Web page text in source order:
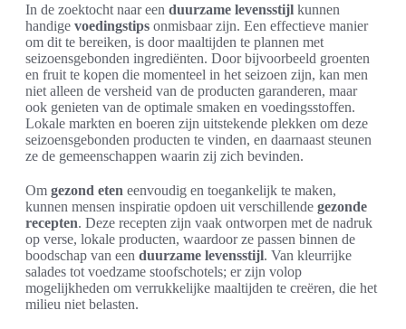
In de zoektocht naar een duurzame levensstijl kunnen
handige voedingstips onmisbaar zijn. Een effectieve manier
om dit te bereiken, is door maaltijden te plannen met
seizoensgebonden ingrediënten. Door bijvoorbeeld groenten
en fruit te kopen die momenteel in het seizoen zijn, kan men
niet alleen de versheid van de producten garanderen, maar
ook genieten van de optimale smaken en voedingsstoffen.
Lokale markten en boeren zijn uitstekende plekken om deze
seizoensgebonden producten te vinden, en daarnaast steunen
ze de gemeenschappen waarin zij zich bevinden.
Om gezond eten eenvoudig en toegankelijk te maken,
kunnen mensen inspiratie opdoen uit verschillende gezonde
recepten. Deze recepten zijn vaak ontworpen met de nadruk
op verse, lokale producten, waardoor ze passen binnen de
boodschap van een duurzame levensstijl. Van kleurrijke
salades tot voedzame stoofschotels; er zijn volop
mogelijkheden om verrukkelijke maaltijden te creëren, die het
milieu niet belasten.